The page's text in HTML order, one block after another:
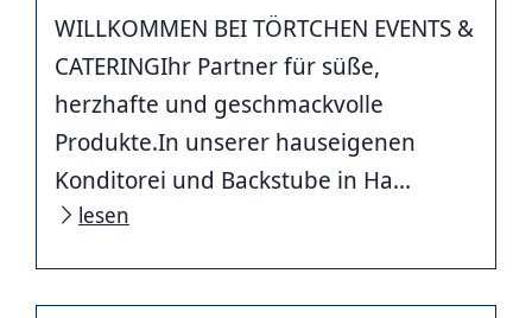
WILLKOMMEN BEI TÖRTCHEN EVENTS &
CATERINGIhr Partner für süße,
herzhafte und geschmackvolle
Produkte.In unserer hauseigenen
Konditorei und Backstube in Ha...
lesen